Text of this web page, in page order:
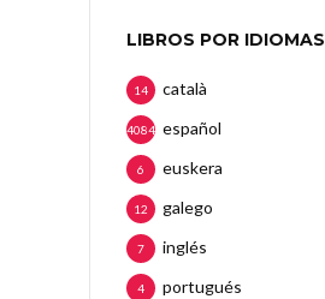
LIBROS POR IDIOMAS
català
14
español
4084
euskera
6
galego
12
inglés
7
portugués
4